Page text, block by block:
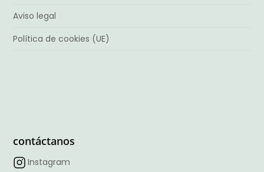
Aviso legal
Política de cookies (UE)
contáctanos
Instagram